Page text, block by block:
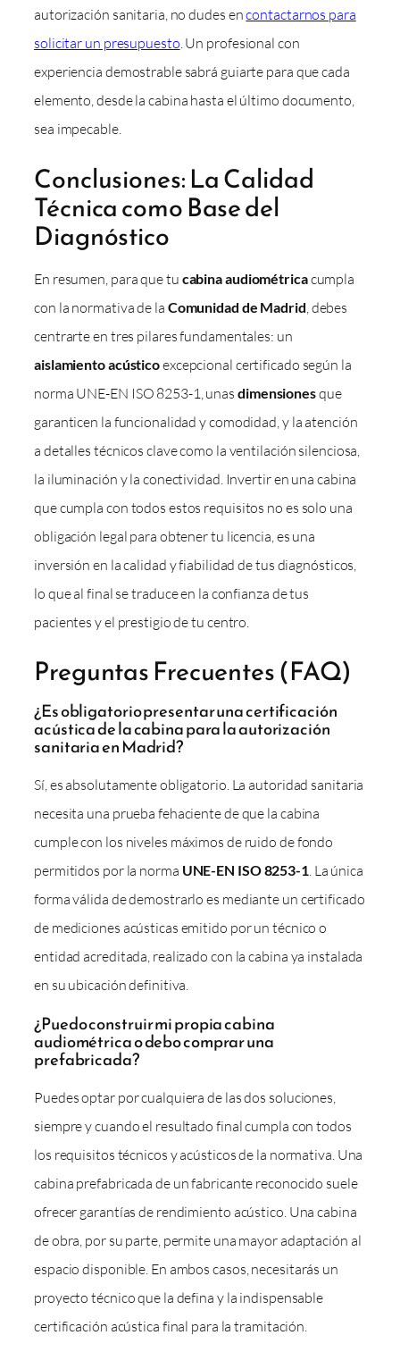
autorización sanitaria, no dudes encontactarnos para
solicitar un presupuesto . Un profesional con
experiencia demostrable sabrá guiarte para que cada
elemento, desde la cabina hasta el último documento,
sea impecable.
Conclusiones: La Calidad
Técnica como Base del
Diagnóstico
En resumen, para que tu cabina audiométricacumpla
con la normativa de la Comunidad de Madrid , debes
centrarte en tres pilares fundamentales: un
aislamiento acústicoexcepcional certificado según la
norma UNE-EN ISO 8253-1, unas dimensionesque
garanticen la funcionalidad y comodidad, y la atención
a detalles técnicos clave como la ventilación silenciosa,
la iluminación y la conectividad. Invertir en una cabina
que cumpla con todos estos requisitos no es solo una
obligación legal para obtener tu licencia, es una
inversión en la calidad y fiabilidad de tus diagnósticos,
lo que al final se traduce en la confianza de tus
pacientes y el prestigio de tu centro.
Preguntas Frecuentes (FAQ)
¿Es obligatorio presentar una certificación
acústica de la cabina para la autorización
sanitaria en Madrid?
Sí, es absolutamente obligatorio. La autoridad sanitaria
necesita una prueba fehaciente de que la cabina
cumple con los niveles máximos de ruido de fondo
permitidos por la norma UNE-EN ISO 8253-1. La única
forma válida de demostrarlo es mediante un certificado
de mediciones acústicas emitido por un técnico o
entidad acreditada, realizado con la cabina ya instalada
en su ubicación definitiva.
¿Puedo construir mi propia cabina
audiométrica o debo comprar una
prefabricada?
Puedes optar por cualquiera de las dos soluciones,
siempre y cuando el resultado final cumpla con todos
los requisitos técnicos y acústicos de la normativa. Una
cabina prefabricada de un fabricante reconocido suele
ofrecer garantías de rendimiento acústico. Una cabina
de obra, por su parte, permite una mayor adaptación al
espacio disponible. En ambos casos, necesitarás un
proyecto técnico que la defina y la indispensable
certificación acústica final para la tramitación.